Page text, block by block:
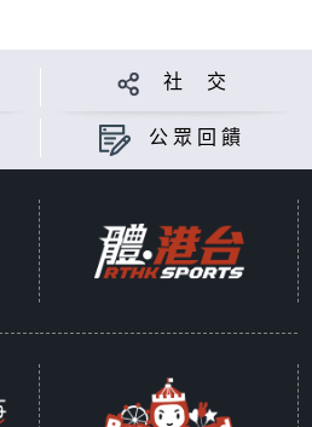
社 交
公眾回饋